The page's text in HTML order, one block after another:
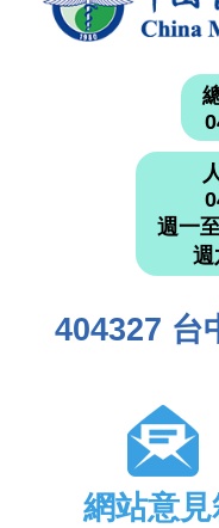
週一
週
404327 台
網站意見